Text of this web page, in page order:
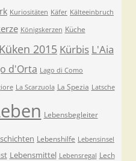
Kuriositäten Käfer Kälteeinbruch
Königskerzen Küche
Küken 2015 Kürbis L'Aia
d'Orta Lago di Como
La Scarzuola La Spezia Latsche
Lebensbegleiter
Lebenshilfe Lebensinsel
Lebensmittel Lebensregal Lech